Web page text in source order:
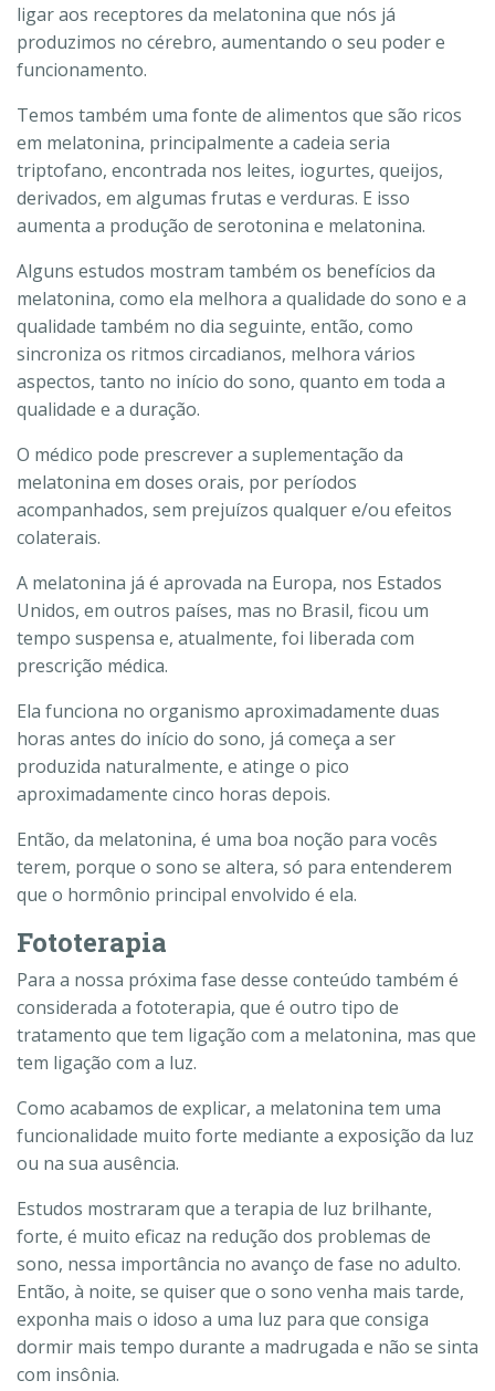
ligar aos receptores da melatonina que nós já
produzimos no cérebro, aumentando o seu poder e
funcionamento.
Temos também uma fonte de alimentos que são ricos
em melatonina, principalmente a cadeia seria
triptofano, encontrada nos leites, iogurtes, queijos,
derivados, em algumas frutas e verduras. E isso
aumenta a produção de serotonina e melatonina.
Alguns estudos mostram também os benefícios da
melatonina, como ela melhora a qualidade do sono e a
qualidade também no dia seguinte, então, como
sincroniza os ritmos circadianos, melhora vários
aspectos, tanto no início do sono, quanto em toda a
qualidade e a duração.
O médico pode prescrever a suplementação da
melatonina em doses orais, por períodos
acompanhados, sem prejuízos qualquer e/ou efeitos
colaterais.
A melatonina já é aprovada na Europa, nos Estados
Unidos, em outros países, mas no Brasil, ficou um
tempo suspensa e, atualmente, foi liberada com
prescrição médica.
Ela funciona no organismo aproximadamente duas
horas antes do início do sono, já começa a ser
produzida naturalmente, e atinge o pico
aproximadamente cinco horas depois.
Então, da melatonina, é uma boa noção para vocês
terem, porque o sono se altera, só para entenderem
que o hormônio principal envolvido é ela.
Fototerapia
Para a nossa próxima fase desse conteúdo também é
considerada a fototerapia, que é outro tipo de
tratamento que tem ligação com a melatonina, mas que
tem ligação com a luz.
Como acabamos de explicar, a melatonina tem uma
funcionalidade muito forte mediante a exposição da luz
ou na sua ausência.
Estudos mostraram que a terapia de luz brilhante,
forte, é muito eficaz na redução dos problemas de
sono, nessa importância no avanço de fase no adulto.
Então, à noite, se quiser que o sono venha mais tarde,
exponha mais o idoso a uma luz para que consiga
dormir mais tempo durante a madrugada e não se sinta
com insônia.